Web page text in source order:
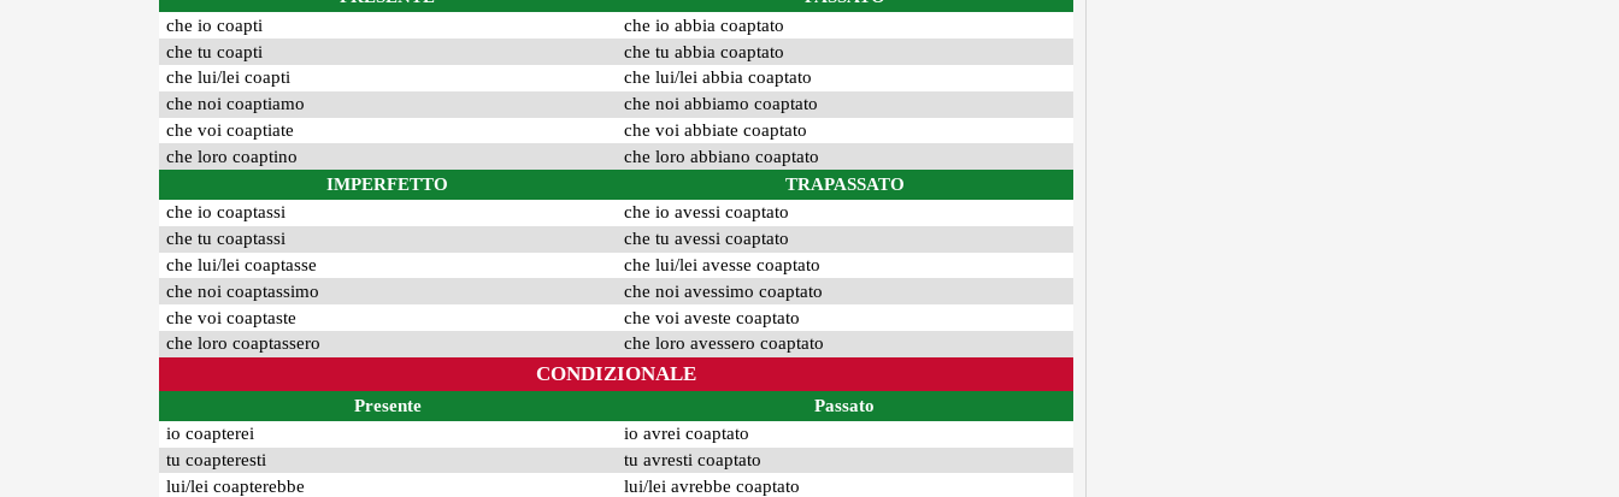
che io coapti
che tu coapti
che lui/lei coapti
che noi coaptiamo
che voi coaptiate
che loro coaptino
IMPERFETTO
che io coaptassi
che tu coaptassi
che lui/lei coaptasse
che noi coaptassimo
che voi coaptaste
che loro coaptassero
che io abbia coaptato
che tu abbia coaptato
che lui/lei abbia coaptato
che noi abbiamo coaptato
che voi abbiate coaptato
che loro abbiano coaptato
TRAPASSATO
che io avessi coaptato
che tu avessi coaptato
che lui/lei avesse coaptato
che noi avessimo coaptato
che voi aveste coaptato
che loro avessero coaptato
CONDIZIONALE
Presente
io coapterei
tu coapteresti
lui/lei coapterebbe
Passato
io avrei coaptato
tu avresti coaptato
lui/lei avrebbe coaptato